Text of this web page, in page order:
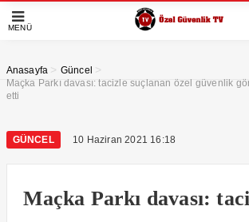
MENÜ
Anasayfa > Güncel >
Maçka Parkı davası: tacizle suçlanan özel güvenlik
etti
GÜNCEL 10 Haziran 2021 16:18
Maçka Parkı davası: